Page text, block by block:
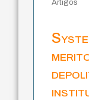
Artigos